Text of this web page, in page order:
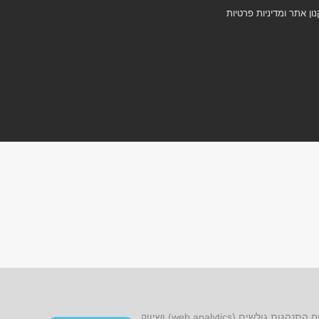
אתר ומדיניות פרטיות
אתר זה עושה שימוש בקובצי cookies, לרבות קובצי cookies של צד שלישי, עבור שיפור הפונקציונליות, שיפור חוויית הגלישה, ניתוח התנהגות גולשים (web analytics) ושיווק